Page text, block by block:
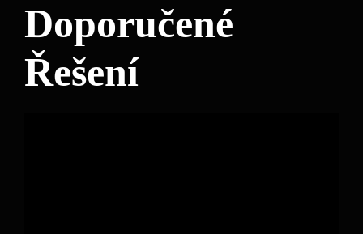
Doporučené
Řešení